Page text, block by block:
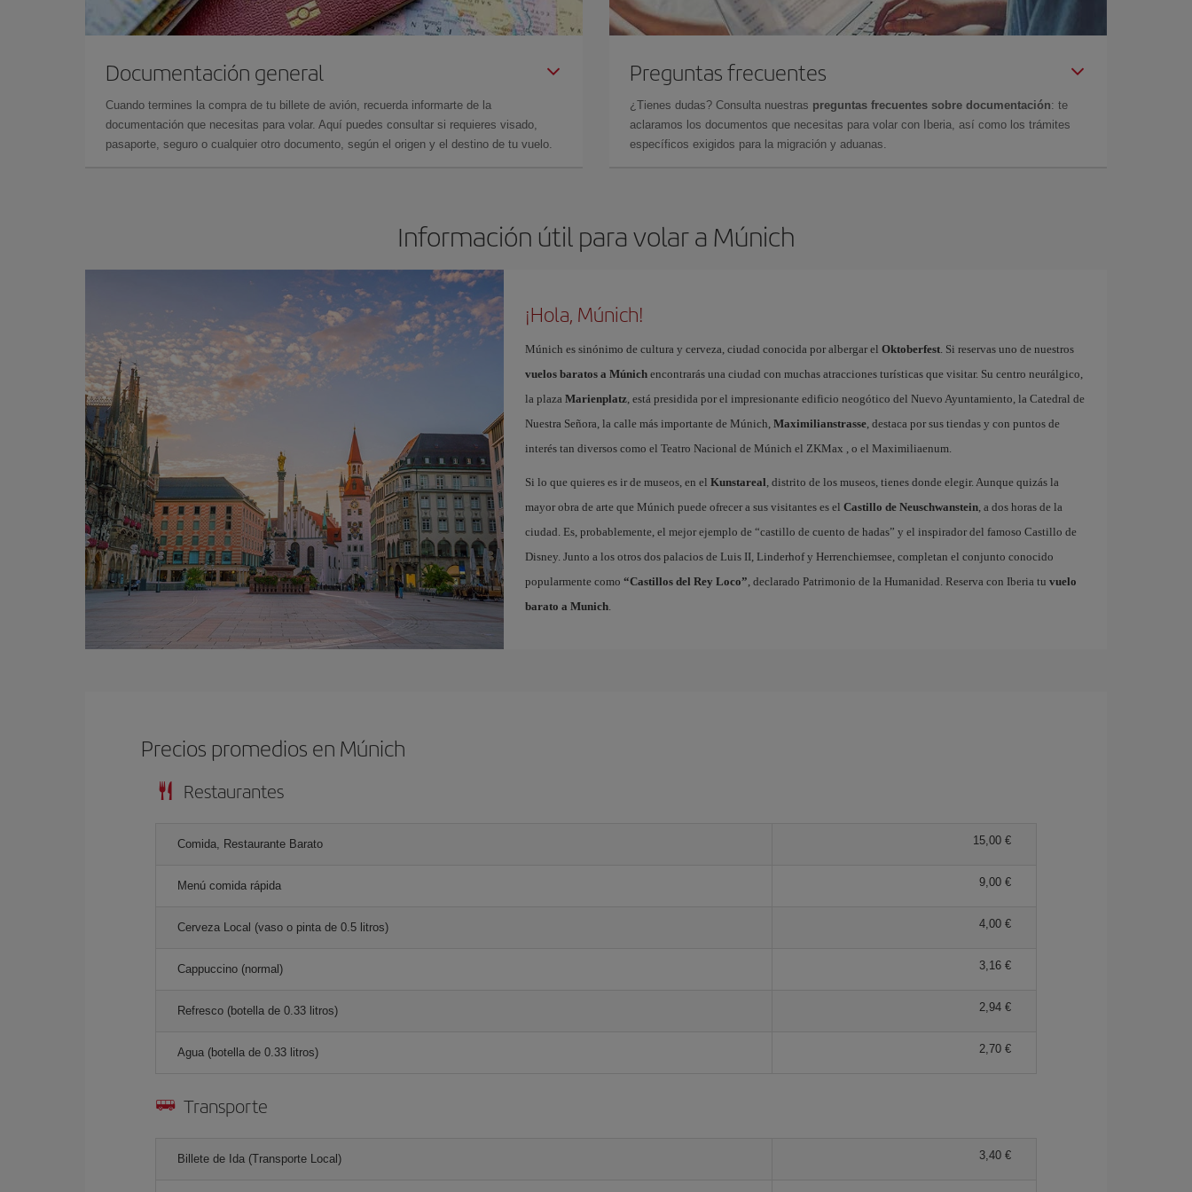
Documentación general
Cuando termines la compra de tu billete de avión, recuerda informarte de la
documentación que necesitas para volar. Aquí puedes consultar si requieres visado,
pasaporte, seguro o cualquier otro documento, según el origen y el destino de tu vuelo.
Preguntas frecuentes
¿Tienes dudas? Consulta nuestras preguntas frecuentes sobre documentación: te
aclaramos los documentos que necesitas para volar con Iberia, así como los trámites
específicos exigidos para la migración y aduanas.
Información útil para volar a Múnich
¡Hola, Múnich!
Múnich es sinónimo de cultura y cerveza, ciudad conocida por albergar el Oktoberfest. Si reservas uno de nuestros
vuelos baratos a Múnichencontrarás una ciudad con muchas atracciones turísticas que visitar. Su centro neurálgico,
la plaza Marienplatz, está presidida por el impresionante edificio neogótico del Nuevo Ayuntamiento, la Catedral de
Nuestra Señora, la calle más importante de Múnich, Maximilianstrasse, destaca por sus tiendas y con puntos de
interés tan diversos como el Teatro Nacional de Múnich el ZKMax , o el Maximiliaenum.
Si lo que quieres es ir de museos, en el Kunstareal, distrito de los museos, tienes donde elegir. Aunque quizás la
mayor obra de arte que Múnich puede ofrecer a sus visitantes es el Castillo de Neuschwanstein, a dos horas de la
ciudad. Es, probablemente, el mejor ejemplo de “castillo de cuento de hadas” y el inspirador del famoso Castillo de
Disney. Junto a los otros dos palacios de Luis II, Linderhof y Herrenchiemsee, completan el conjunto conocido
popularmente como “Castillos del Rey Loco”, declarado Patrimonio de la Humanidad. Reserva con Iberia tu vuelo
barato a Munich.
Precios promedios en Múnich
Restaurantes
Comida, Restaurante Barato 15,00 €
Menú comida rápida 9,00 €
Cerveza Local (vaso o pinta de 0.5 litros) 4,00 €
Cappuccino (normal) 3,16 €
Refresco (botella de 0.33 litros) 2,94 €
Agua (botella de 0.33 litros) 2,70 €
Transporte
Billete de Ida (Transporte Local) 3,40 €